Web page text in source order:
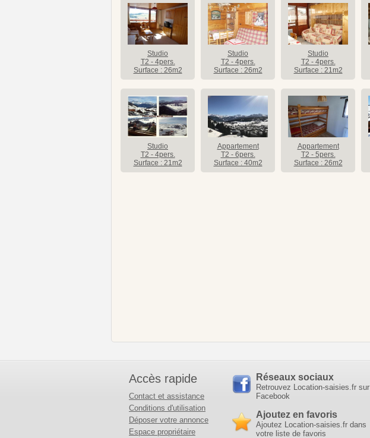
Studio
T2 - 4pers.
Surface : 26m2
Studio
T2 - 4pers.
Surface : 26m2
Studio
T2 - 4pers.
Surface : 21m2
Studio
T2 - 4pers.
Surface : 21m2
Appartement
T2 - 6pers.
Surface : 40m2
Appartement
T2 - 5pers.
Surface : 26m2
Accès rapide
Contact et assistance
Conditions d'utilisation
Déposer votre annonce
Espace propriétaire
Réseaux sociaux
Retrouvez Location-saisies.fr sur
Facebook
Ajoutez en favoris
Ajoutez Location-saisies.fr dans
votre liste de favoris